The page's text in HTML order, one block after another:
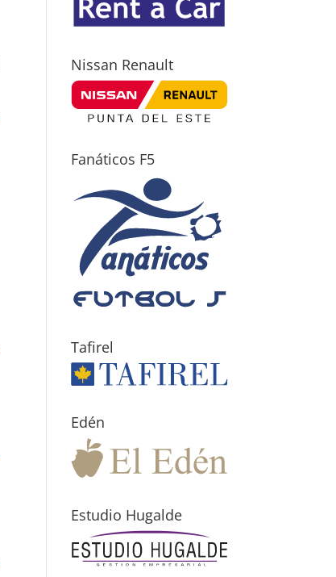
Nissan Renault
Fanáticos F5
Tafirel
Edén
Estudio Hugalde